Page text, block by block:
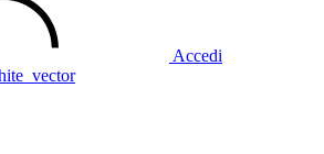
Accedi